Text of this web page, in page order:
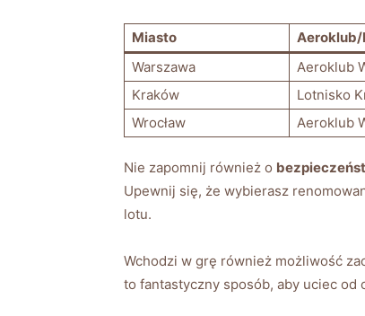
Miasto
Warszawa
Aeroklub
Kraków
Lotnisko‌
Wrocław
Aeroklub
Nie zapomnij ​również o⁣
Upewnij się,‍ że​ wybierasz
lotu.
Wchodzi w grę również możliwość
to ⁢fantastyczny sposób,‍ aby uciec od‍